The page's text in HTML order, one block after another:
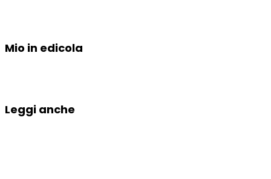
Mio in edicola
Leggi anche